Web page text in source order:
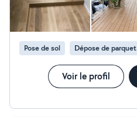
Pose de sol Dépose de parquet
Voir le profil